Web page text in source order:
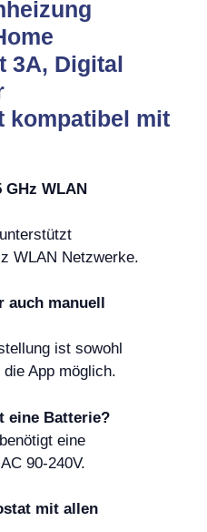
3A, Digital
kompatibel mit
WLAN
WLAN Netzwerke.
auch manuell
ist sowohl
App möglich.
eine Batterie?
eine
90-240V.
mit allen